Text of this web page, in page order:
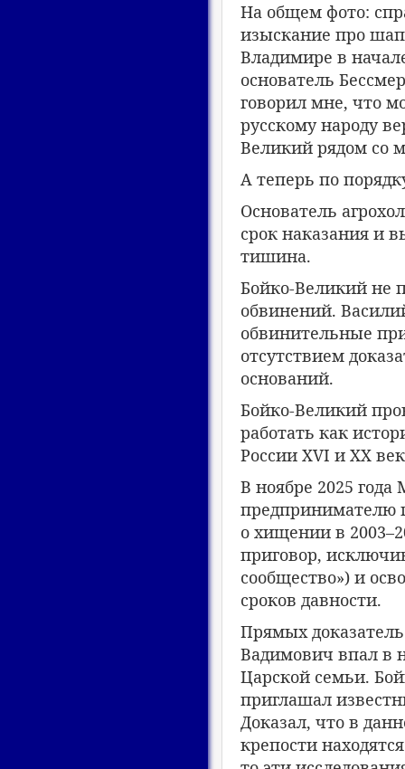
На общем фото:
изыскание про
Владимире в
основатель
говорил мне, что
русскому народу
Великий рядом со
А теперь по
Основатель
срок наказания и
тишина.
Бойко-Великий не
обвинений.
обвинительные
отсутствием
оснований.
Бойко-Великий
работать как
России XVI и XX
В ноябре 2025
предпринимателю
о хищении в
приговор,
сообщество») и
сроков давности.
Прямых
Вадимович впал в
Царской семьи.
приглашал
Доказал, что в
крепости